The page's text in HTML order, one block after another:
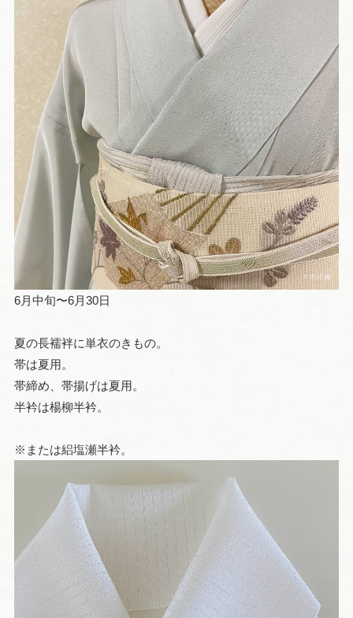
6月中旬〜6月30日
夏の長襦袢に単衣のきもの。
帯は夏用。
帯締め、帯揚げは夏用。
半衿は楊柳半衿。
※または絽塩瀬半衿。